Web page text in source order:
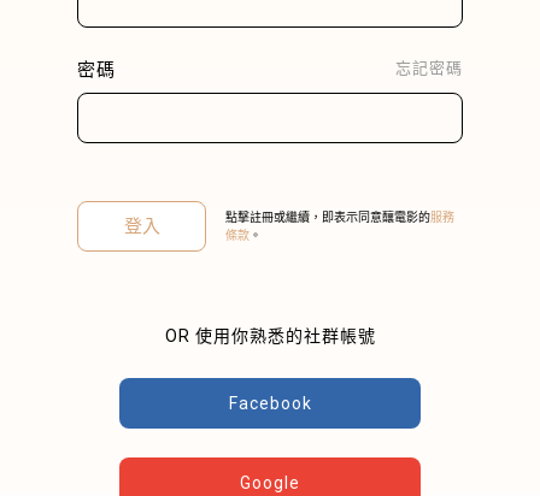
密碼 忘記密碼
登入 點擊註冊或繼續，即表示同意釀電影的服務
條款 。
OR 使用你熟悉的社群帳號
Facebook
Google